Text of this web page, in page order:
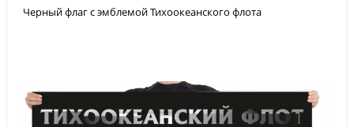
Черный флаг с эмблемой Тихоокеанского флота